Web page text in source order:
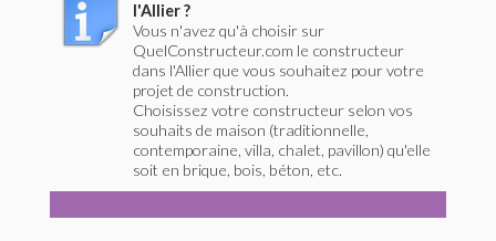
l'Allier ?
Vous n'avez qu'à choisir sur
QuelConstructeur.com le constructeur
dans l'Allier que vous souhaitez pour votre
projet de construction.
Choisissez votre constructeur selon vos
souhaits de maison (traditionnelle,
contemporaine, villa, chalet, pavillon) qu'elle
soit en brique, bois, béton, etc.